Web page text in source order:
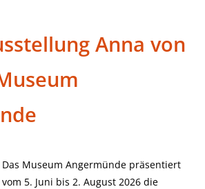
Anna von
Das Museum Angermünde präsentiert
vom 5. Juni bis 2. August 2026 die